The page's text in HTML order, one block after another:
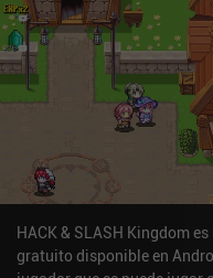
HACK & SLASH Kingdom
gratuito disponible en